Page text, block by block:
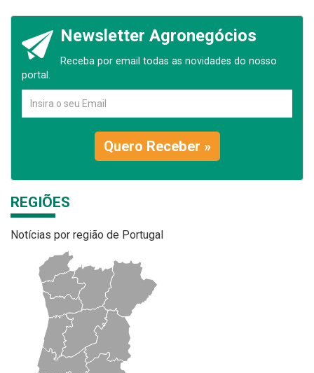
Newsletter Agronegócios
Receba por email todas as novidades do nosso
portal.
Quero Receber »
REGIÕES
Notícias por região de Portugal